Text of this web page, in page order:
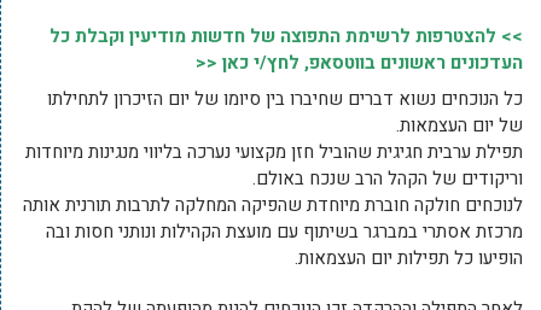
>> להצטרפות לרשימת התפוצה של חדשות מודיעין וקבלת כל
העדכונים ראשונים בווטסאפ, לחץ/י כאן <<
כל הנוכחים נשוא דברים שחיברו בין סיומו של יום הזיכרון לתחילתו
של יום העצמאות.
תפילת ערבית חגיגית שהוביל חזן מקצועי נערכה בליווי מנגינות מיוחדות
וריקודים של הקהל הרב שנכח באולם.
לנוכחים חולקה חוברת מיוחדת שהפיקה המחלקה לתרבות תורנית אותה
מרכזת אסתרי במברגר בשיתוף עם מועצת הקהילות ונותני חסות ובה
הופיעו כל תפילות יום העצמאות.